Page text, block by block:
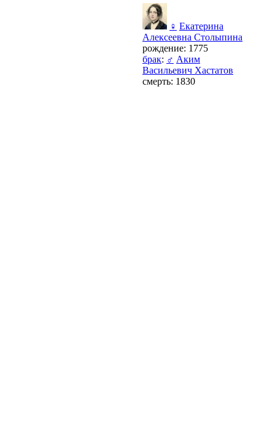
♀ Екатерина
Алексеевна Столыпина
рождение: 1775
брак: ♂ Аким
Васильевич Хастатов
смерть: 1830